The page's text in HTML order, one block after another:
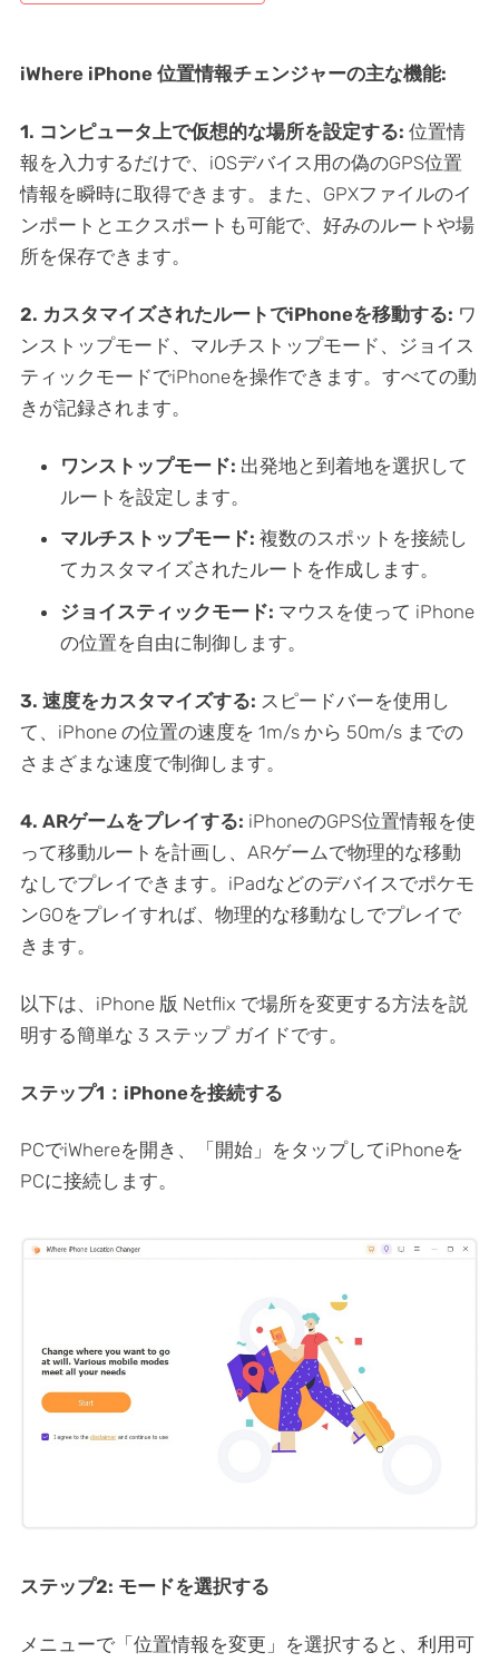
iWhere iPhone 位置情報チェンジャーの主な機能:
1. コンピュータ上で仮想的な場所を設定する: 位置情
報を入力するだけで、iOSデバイス用の偽のGPS位置
情報を瞬時に取得できます。また、GPXファイルのイ
ンポートとエクスポートも可能で、好みのルートや場
所を保存できます。
2. カスタマイズされたルートでiPhoneを移動する: ワ
ンストップモード、マルチストップモード、ジョイス
ティックモードでiPhoneを操作できます。すべての動
きが記録されます。
ワンストップモード: 出発地と到着地を選択して
ルートを設定します。
マルチストップモード: 複数のスポットを接続し
てカスタマイズされたルートを作成します。
ジョイスティックモード: マウスを使って iPhone
の位置を自由に制御します。
3. 速度をカスタマイズする: スピードバーを使用し
て、iPhone の位置の速度を 1m/s から 50m/s までの
さまざまな速度で制御します。
4. ARゲームをプレイする: iPhoneのGPS位置情報を使
って移動ルートを計画し、ARゲームで物理的な移動
なしでプレイできます。iPadなどのデバイスでポケモ
ンGOをプレイすれば、物理的な移動なしでプレイで
きます。
以下は、iPhone 版 Netflix で場所を変更する方法を説
明する簡単な 3 ステップ ガイドです。
ステップ1：iPhoneを接続する
PCでiWhereを開き、「開始」をタップしてiPhoneを
PCに接続します。
ステップ2: モードを選択する
メニューで「位置情報を変更」を選択すると、利用可